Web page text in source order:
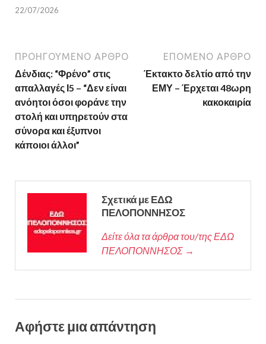
22/07/2026
ΠΡΟΗΓΟΎΜΕΝΟ ΆΡΘΡΟ
Δένδιας: “Φρένο” στις
απαλλαγές Ι5 – “Δεν είναι
ανόητοι όσοι φοράνε την
στολή και υπηρετούν στα
σύνορα και έξυπνοι
κάποιοι άλλοι”
ΕΠΌΜΕΝΟ ΆΡΘΡΟ
Έκτακτο δελτίο από την
ΕΜΥ – Έρχεται 48ωρη
κακοκαιρία
Σχετικά με ΕΔΩ
ΠΕΛΟΠΟΝΝΗΣΟΣ
Δείτε όλα τα άρθρα του/της ΕΔΩ
ΠΕΛΟΠΟΝΝΗΣΟΣ →
Αφήστε μια απάντηση